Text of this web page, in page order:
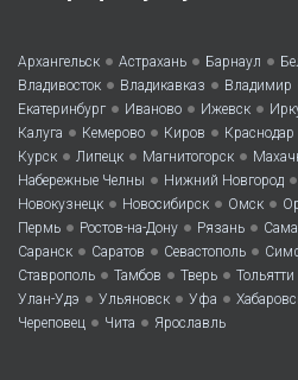
Архангельск • Астрахань • Барнаул •
Владивосток • Владикавказ • Владимир
Екатеринбург • Иваново • Ижевск •
Калуга • Кемерово • Киров • Краснодар
Курск • Липецк • Магнитогорск •
Набережные Челны • Нижний Новгород •
Новокузнецк • Новосибирск • Омск •
Пермь • Ростов-на-Дону • Рязань •
Саранск • Саратов • Севастополь •
Ставрополь • Тамбов • Тверь • Тольятти
Улан-Удэ • Ульяновск • Уфа •
Череповец • Чита • Ярославль